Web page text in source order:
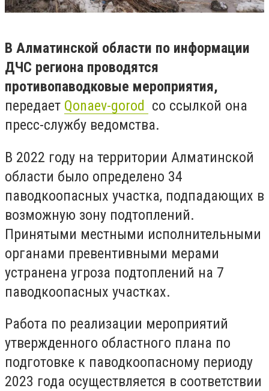
В Алматинской области по информации
ДЧС региона проводятся
противопаводковые мероприятия,
передает Qonaev-gorod со ссылкой она
пресс-службу ведомства.
В 2022 году на территории Алматинской
области было определено 34
паводкоопасных участка, подпадающих в
возможную зону подтоплений.
Принятыми местными исполнительными
органами превентивными мерами
устранена угроза подтоплений на 7
паводкоопасных участках.
Работа по реализации мероприятий
утвержденного областного плана по
подготовке к паводкоопасному периоду
2023 года осуществляется в соответствии